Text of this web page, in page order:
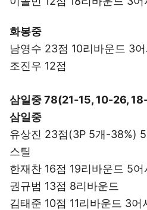
화봉중
남영수 23점 10리바운드 3
조진우 12점
삼일중 78(21-15, 10-26,
삼일중
유상진 23점(3P 5개-38%)
스틸
한재찬 16점 19리바운드 5
권규범 13점 8리바운드
김태준 10점 11리바운드 3어